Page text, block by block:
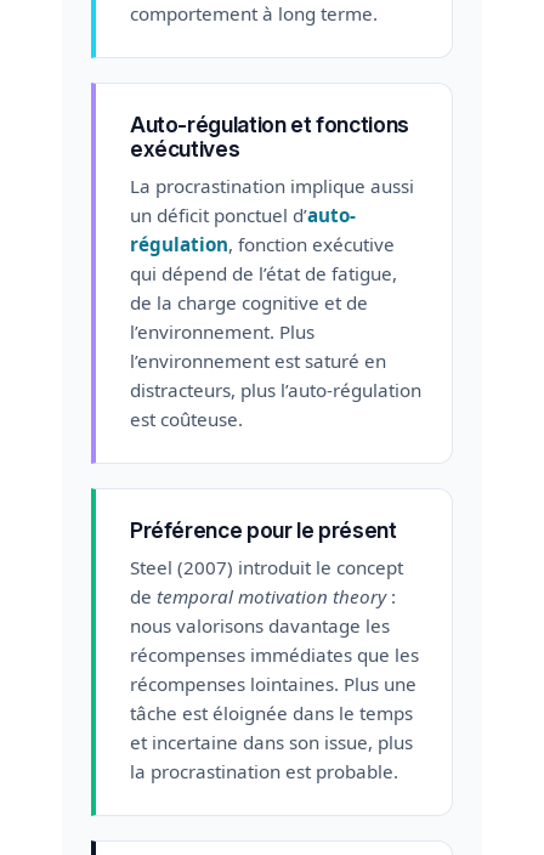
comportement à long terme.
Auto-régulation et fonctions
exécutives
La procrastination implique aussi
un déficit ponctuel d’auto-
régulation, fonction exécutive
qui dépend de l’état de fatigue,
de la charge cognitive et de
l’environnement. Plus
l’environnement est saturé en
distracteurs, plus l’auto-régulation
est coûteuse.
Préférence pour le présent
Steel (2007) introduit le concept
de temporal motivation theory:
nous valorisons davantage les
récompenses immédiates que les
récompenses lointaines. Plus une
tâche est éloignée dans le temps
et incertaine dans son issue, plus
la procrastination est probable.